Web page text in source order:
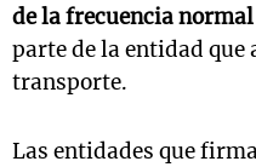
de la frecuencia
parte de la entidad que
transporte.
Las entidades que